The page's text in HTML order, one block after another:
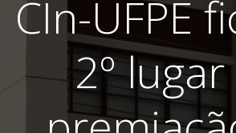
CIn-UFPE
2º